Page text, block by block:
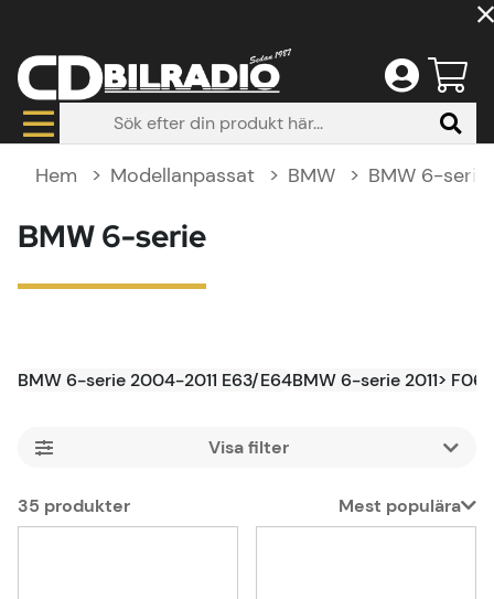
Hem Modellanpassat BMW BMW 6-serie
BMW 6-serie
BMW 6-serie 2004-2011 E63/E64BMW 6-serie 2011> F06/
Filtrera
35 produkter
Mest populära